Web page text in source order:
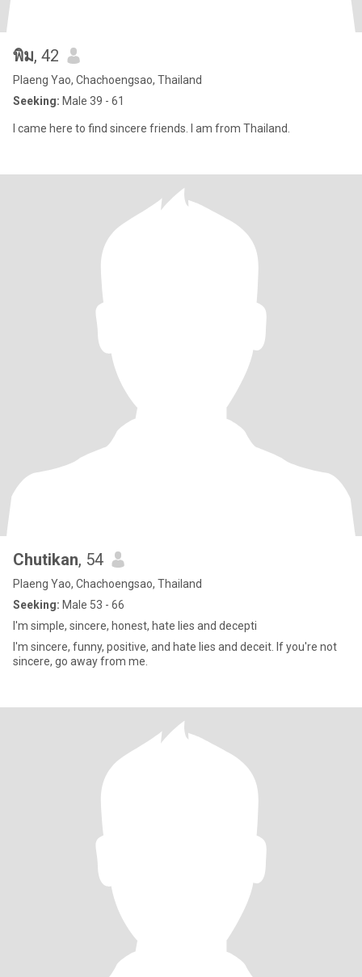
พิม, 42
Plaeng Yao, Chachoengsao, Thailand
Seeking: Male 39 - 61
I came here to find sincere friends. I am from Thailand.
Chutikan, 54
Plaeng Yao, Chachoengsao, Thailand
Seeking: Male 53 - 66
I'm simple, sincere, honest, hate lies and decepti
I'm sincere, funny, positive, and hate lies and deceit. If you're not
sincere, go away from me.